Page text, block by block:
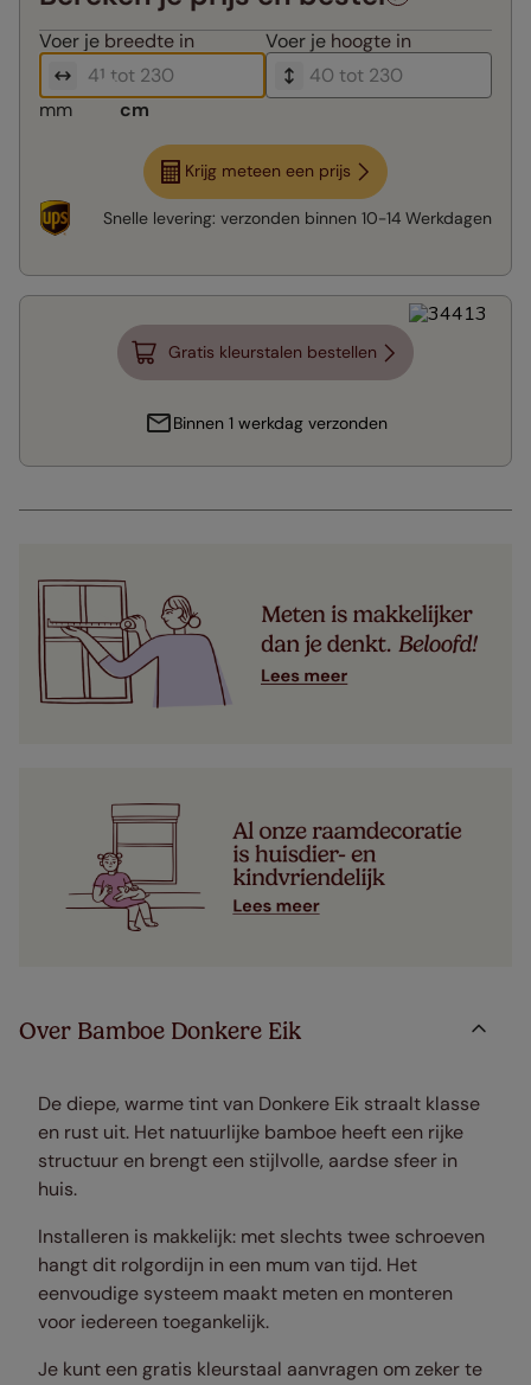
Voer je breedte in Voer je hoogte in
mm cm
Krijg meteen een prijs
Snelle levering: verzonden binnen 10-14 Werkdagen
Gratis kleurstalen bestellen
Binnen 1 werkdag verzonden
Over Bamboe Donkere Eik
De diepe, warme tint van Donkere Eik straalt klasse
en rust uit. Het natuurlijke bamboe heeft een rijke
structuur en brengt een stijlvolle, aardse sfeer in
huis.
Installeren is makkelijk: met slechts twee schroeven
hangt dit rolgordijn in een mum van tijd. Het
eenvoudige systeem maakt meten en monteren
voor iedereen toegankelijk.
Je kunt een gratis kleurstaal aanvragen om zeker te